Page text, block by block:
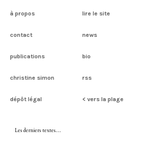
à propos lire le site
contact news
publications bio
christine simon rss
dépôt légal < vers la plage
Les derniers textes…